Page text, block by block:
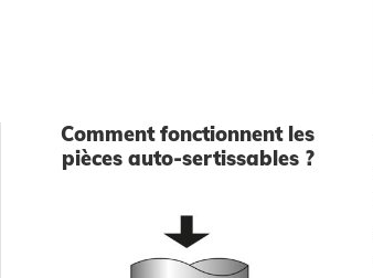
Comment fonctionnent les
pièces auto-sertissables ?